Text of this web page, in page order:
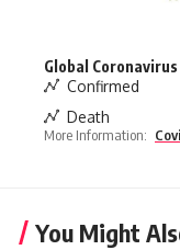
Global Coronavirus
Confirmed
Death
More Information:
You Might